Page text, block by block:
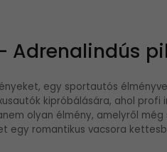
Adrenalindús
egy sportautós
kipróbálására, ahol
olyan élmény, amelyről
egy romantikus vacsora